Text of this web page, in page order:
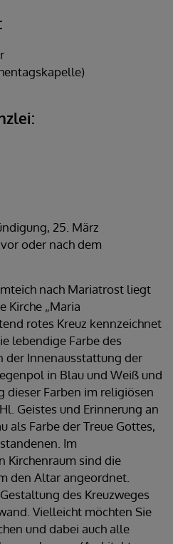
25. März
oder nach dem
nach Mariatrost liegt
Kirche „Maria
rotes Kreuz kennzeichnet
lebendige Farbe des
der Innenausstattung der
in Blau und Weiß und
dieser Farben im religiösen
Geistes und Erinnerung an
als Farbe der Treue Gottes,
Im
Kirchenraum sind die
den Altar angeordnet.
des Kreuzweges
Vielleicht möchten Sie
und dabei auch alle